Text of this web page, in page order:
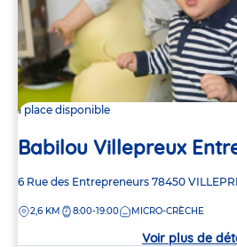
1 place disponible
Babilou Villepreux
Adresse
la
6 Rue des Entrepreneurs 78450
DISTANCE
2,6 KM 8:00-19:00 MICRO-CRÈCHE
Voir plus de